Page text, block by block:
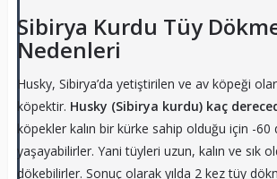
Sibirya Kurdu Tüy
Nedenleri
Husky, Sibirya’da yetiştirilen ve av köpeği
köpektir. Husky (Sibirya kurdu) kaç
köpekler kalın bir kürke sahip olduğu için -60
yaşayabilirler. Yani tüyleri uzun, kalın ve sık
dökebilirler. Sonuç olarak yılda 2 kez tüy